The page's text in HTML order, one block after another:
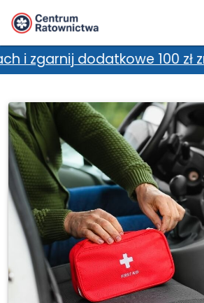
dodatkowe 100 zł